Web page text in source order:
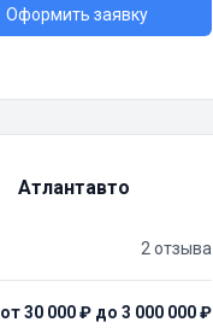
Оформить заявку
Атлантавто
2 отзыва
от 30 000 ₽ до 3 000 000 ₽